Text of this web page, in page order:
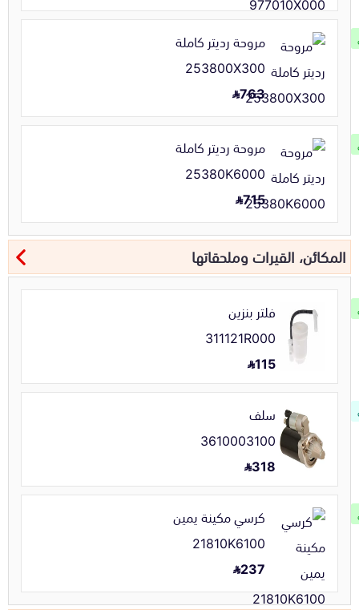
مروحة رديتر كاملة
253800X300
763
مروحة رديتر كاملة
25380K6000
715
المكائن، القيرات وملحقاتها
فلتر بنزين
311121R000
115
سلف
3610003100
318
كرسي مكينة يمين
21810K6100
237